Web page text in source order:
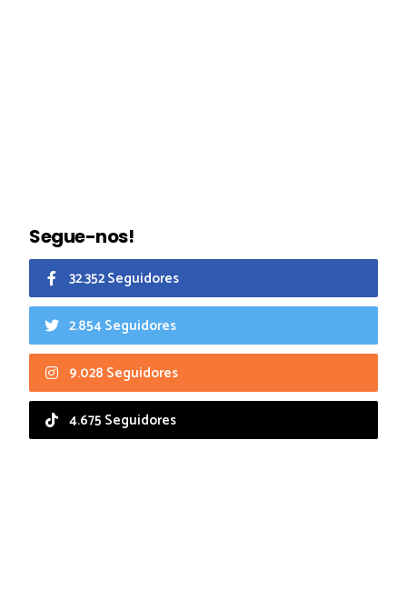
Segue-nos!
32.352 Seguidores
2.854 Seguidores
9.028 Seguidores
4.675 Seguidores